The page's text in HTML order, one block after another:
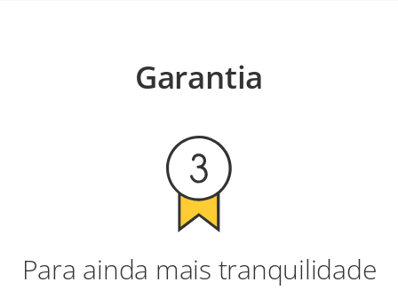
Garantia
Para ainda mais tranquilidade